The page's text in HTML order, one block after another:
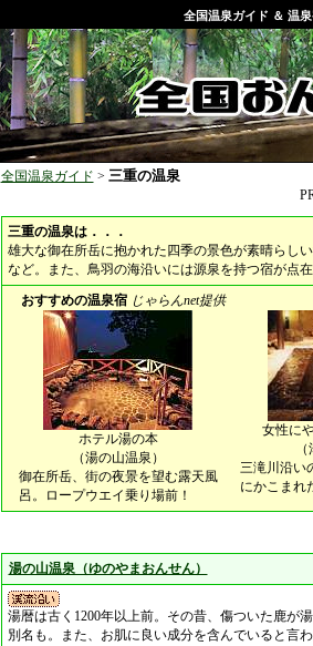
全国温泉ガイド ＆ 温
全国温泉ガイド > 三重の温泉
三重の温泉は．．．
雄大な御在所岳に抱かれた四季の景色が素晴らし
など。また、鳥羽の海沿いには源泉を持つ宿が点在
おすすめの温泉宿 じゃらんnet提供
ホテル湯の本
（湯の山温泉）
御在所岳、街の夜景を望む露天風
呂。ロープウエイ乗り場前！
女性に
三滝川沿い
にかこまれ
湯の山温泉（ゆのやまおんせん）
湯暦は古く1200年以上前。その昔、傷ついた鹿が
別名も。また、お肌に良い成分を含んでいると言